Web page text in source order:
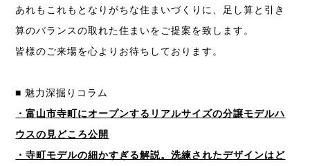
あれもこれもとなりがちな住まいづくりに、 足し算と引き
算のバランスの取れた住まいをご提案を致します。
皆様のご来場を心よりお待ちしております。
■ 魅力深掘りコラム
・富山市寺町にオープンするリアルサイズの分譲モデルハ
ウスの見どころ公開
・寺町モデルの細かすぎる解説。洗練されたデザインはど